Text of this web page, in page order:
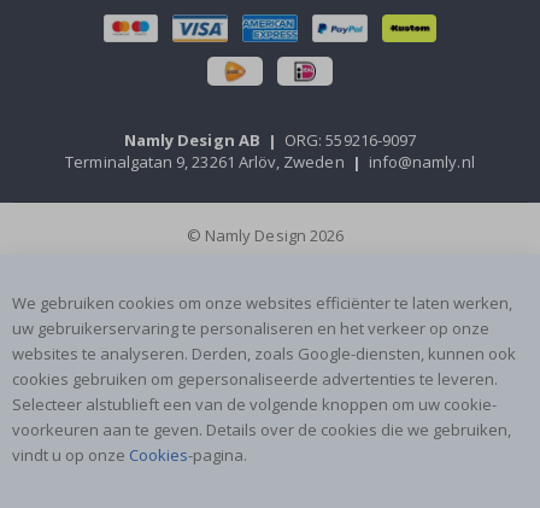
Namly Design AB | ORG: 559216-9097
Terminalgatan 9, 23261 Arlöv, Zweden | info@namly.nl
© Namly Design 2026
We gebruiken cookies om onze websites efficiënter te laten werken,
uw gebruikerservaring te personaliseren en het verkeer op onze
websites te analyseren. Derden, zoals Google-diensten, kunnen ook
cookies gebruiken om gepersonaliseerde advertenties te leveren.
Selecteer alstublieft een van de volgende knoppen om uw cookie-
voorkeuren aan te geven. Details over de cookies die we gebruiken,
vindt u op onze Cookies-pagina.